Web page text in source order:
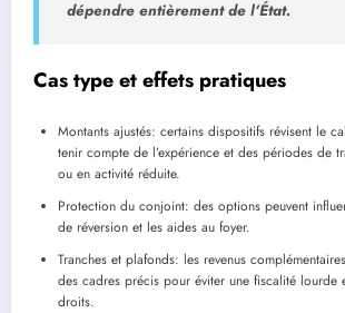
dépendre entièrement de l’État.
Cas type et effets pratiques
Montants ajustés: certains dispositifs révisent le
tenir compte de l’expérience et des périodes de
ou en activité réduite.
Protection du conjoint: des options peuvent
de réversion et les aides au foyer.
Tranches et plafonds: les revenus
des cadres précis pour éviter une fiscalité lourde
droits.